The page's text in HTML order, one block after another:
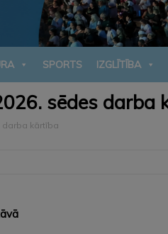
SPORTS IZGLĪTĪBA
sēdes darba
darba kārtība